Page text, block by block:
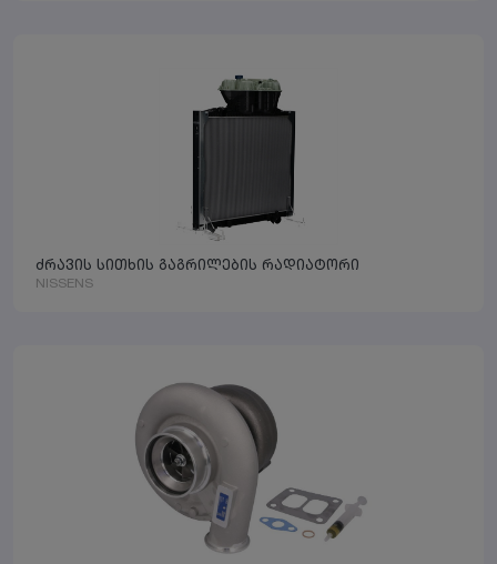
ძრავის სითხის გაგრილების რადიატორი
NISSENS